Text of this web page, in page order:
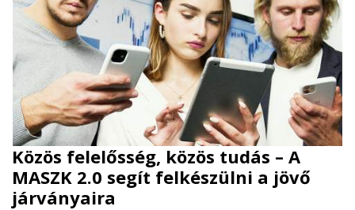
Közös felelősség, közös tudás – A
MASZK 2.0 segít felkészülni a jövő
járványaira